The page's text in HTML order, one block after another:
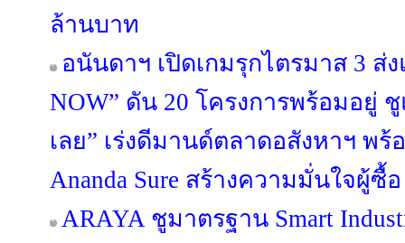
ล้านบาท
อนันดาฯ เปิดเกมรุกไตรมาส 3 ส่
NOW” ดัน 20 โครงการพร้อมอยู่
เลย” เร่งดีมานด์ตลาดอสังหาฯ พ
Ananda Sure สร้างความมั่นใจผู้ซื้อ
ARAYA ชูมาตรฐาน Smart